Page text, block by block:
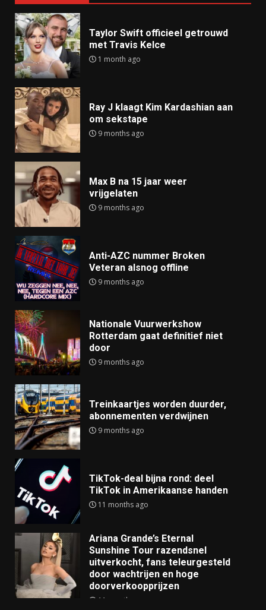
Taylor Swift officieel getrouwd
met Travis Kelce
1 month ago
Ray J klaagt Kim Kardashian aan
om sekstape
9 months ago
Max B na 15 jaar weer
vrijgelaten
9 months ago
Anti-AZC nummer Broken
Veteran alsnog offline
9 months ago
Nationale Vuurwerkshow
Rotterdam gaat definitief niet
door
9 months ago
Treinkaartjes worden duurder,
abonnementen verdwijnen
9 months ago
TikTok-deal bijna rond: deel
TikTok in Amerikaanse handen
11 months ago
Ariana Grande’s Eternal
Sunshine Tour razendsnel
uitverkocht, fans teleurgesteld
door wachtrijen en hoge
doorverkoopprijzen
11 months ago